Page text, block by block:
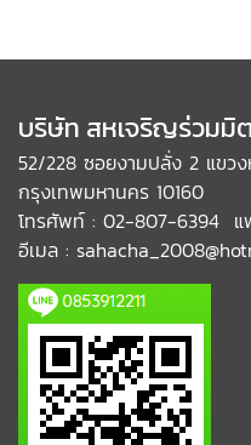
บริษัท สหเจริญร่วมมิ
52/228 ซอยงามปลั่ง 2 แขว
กรุงเทพมหานคร 10160
โทรศัพท์ : 02-807-6394
อีเมล :